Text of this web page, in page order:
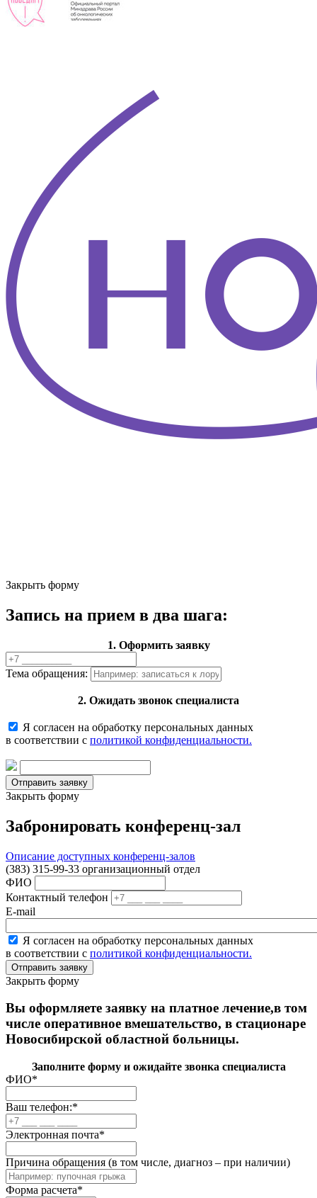
Закрыть форму
Запись на прием в два шага:
1. Оформить заявку
Тема обращения:
2. Ожидать звонок специалиста
Я согласен на обработку персональных данных
в соответствии с политикой конфиденциальности.
Закрыть форму
Забронировать конференц-зал
Описание доступных конференц-залов
(383) 315-99-33 организационный отдел
ФИО
Контактный телефон
E-mail
Я согласен на обработку персональных данных
в соответствии с политикой конфиденциальности.
Закрыть форму
Вы оформляете заявку на платное лечение,в том
числе оперативное вмешательство, в стационаре
Новосибирской областной больницы.
Заполните форму и ожидайте звонка специалиста
ФИО*
Ваш телефон:*
Электронная почта*
Причина обращения (в том числе, диагноз – при наличии)
Форма расчета*